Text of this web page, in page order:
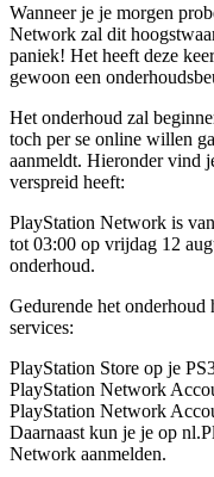
Wanneer je je morgen
Network zal dit
paniek! Het heeft deze
gewoon een
Het onderhoud zal
toch per se online willen
aanmeldt. Hieronder vind
verspreid heeft:
PlayStation Network is
tot 03:00 op vrijdag 12
onderhoud.
Gedurende het onderhoud
services:
PlayStation Store op je
PlayStation Network
PlayStation Network
Daarnaast kun je je op
Network aanmelden.